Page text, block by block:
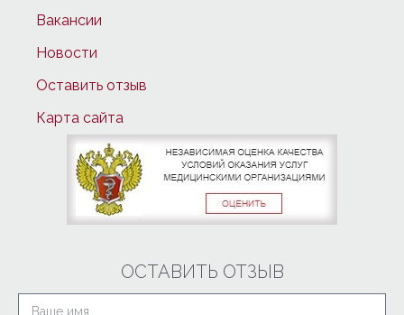
Вакансии
Новости
Оставить отзыв
Карта сайта
ОСТАВИТЬ ОТЗЫВ